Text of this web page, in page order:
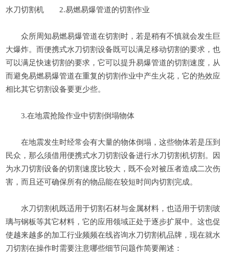
水刀切割机 2.易燃易爆管道的切割作业
众所周知易燃易爆管道在切割时，若是稍有不慎就会发生巨
大爆炸。而便携式水刀切割设备既可以满足移动切割的要求，也
可以满足快速切割的要求，它可以提升易爆管道的切割速度，从
而避免易燃易爆管道在重复的切割作业中产生火花，它的热效应
相比其它切割设备要更少些。
3.在地震抢险作业中切割倒塌物体
在地震发生时经常会有大量的物体倒塌，这些物体若是压到
民众，那么须借用便携式水刀切割设备进行水刀切割机切割。因
为水刀切割设备的切割速度比较大，既不会对被压者造成二次伤
害，而且还可确保所有的物品能在较短时间内切割完成。
水刀切割机既适用于切割石材与金属材料，也适用于切割玻
璃与钢板等其它材料，它的应用领域正处于逐步扩展中。这也促
使越来越多的加工行业频频在线咨询水刀切割机品牌，现在就水
刀切割在操作时需要注意哪些细节问题作简要阐述：